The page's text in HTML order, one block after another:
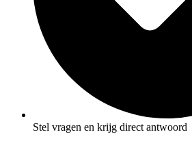
Stel vragen en krijg direct antwoord